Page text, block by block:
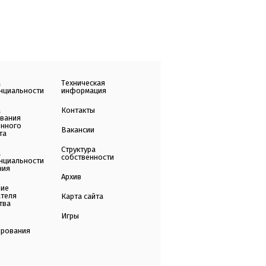
Техническая
информация
Контакты
Вакансии
Структура
собственности
Архив
Карта сайта
Игры